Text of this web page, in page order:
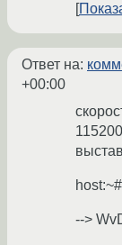
Ответ на:
+00:00
-->